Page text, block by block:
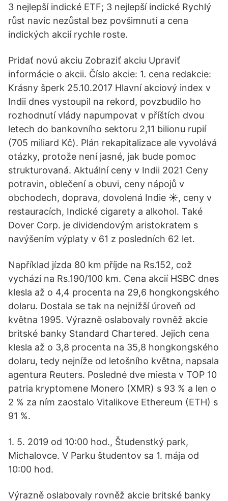
3 nejlepší indické ETF; 3 nejlepší indické Rychlý
růst navíc nezůstal bez povšimnutí a cena
indických akcií rychle roste.
Pridať novú akciu Zobraziť akciu Upraviť
informácie o akcii. Číslo akcie: 1. cena redakcie:
Krásny šperk 25.10.2017 Hlavní akciový index v
Indii dnes vystoupil na rekord, povzbudilo ho
rozhodnutí vlády napumpovat v příštích dvou
letech do bankovního sektoru 2,11 bilionu rupií
(705 miliard Kč). Plán rekapitalizace ale vyvolává
otázky, protože není jasné, jak bude pomoc
strukturovaná. Aktuální ceny v Indii 2021 Ceny
potravin, oblečení a obuvi, ceny nápojů v
obchodech, doprava, dovolená Indie ☀️, ceny v
restauracích, Indické cigarety a alkohol. Také
Dover Corp. je dividendovým aristokratem s
navýšením výplaty v 61 z posledních 62 let.
Například jízda 80 km příjde na Rs.152, což
vychází na Rs.190/100 km. Cena akcií HSBC dnes
klesla až o 4,4 procenta na 29,6 hongkongského
dolaru. Dostala se tak na nejnižší úroveň od
května 1995. Výrazně oslabovaly rovněž akcie
britské banky Standard Chartered. Jejich cena
klesla až o 3,8 procenta na 35,8 hongkongského
dolaru, tedy nejníže od letošního května, napsala
agentura Reuters. Posledné dve miesta v TOP 10
patria kryptomene Monero (XMR) s 93 % a len o
2 % za ním zaostalo Vitalikove Ethereum (ETH) s
91 %.
1. 5. 2019 od 10:00 hod., Študenstký park,
Michalovce. V Parku študentov sa 1. mája od
10:00 hod.
Výrazně oslabovaly rovněž akcie britské banky